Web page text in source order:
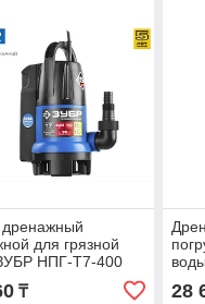
дренажный
для грязной
НПГ-Т7-400
₸ 28